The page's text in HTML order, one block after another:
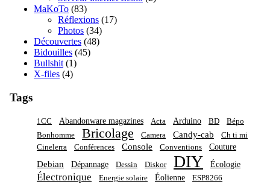
MaKoTo (83)
Réflexions (17)
Photos (34)
Découvertes (48)
Bidouilles (45)
Bullshit (1)
X-files (4)
Tags
1CC Abandonware magazines Acta Arduino BD
Bépo
Bonhomme
Bricolage Camera Candy-cab
Ch ti mi
Cinelerra
Conférences Console Conventions Couture
Debian Dépannage Dessin Diskor DIY Écologie
Électronique Energie solaire Éolienne
ESP8266